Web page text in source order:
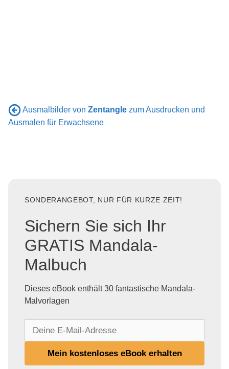
Ausmalbilder von Zentangle zum Ausdrucken und
Ausmalen für Erwachsene
SONDERANGEBOT, NUR FÜR KURZE ZEIT!
Sichern Sie sich Ihr
GRATIS Mandala-
Malbuch
Dieses eBook enthält 30 fantastische Mandala-
Malvorlagen
Mein kostenloses eBook erhalten